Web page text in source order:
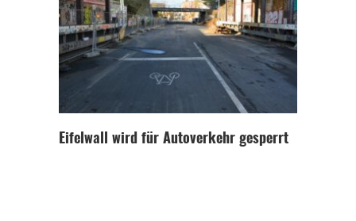
Eifelwall wird für Autoverkehr gesperrt